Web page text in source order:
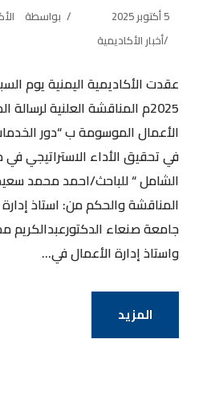
5 أكتوبر 2025 بواسطة
أخبار الأكاديمية
2025م المناقشة العلنية
الأعمال الموسومة ب “دور
في تحقيق الأداء الاستراتيجي
الشامل “ للباحث/احمد محمد
المناقشة والحكم من: استاذ
جامعة صنعاء
واستاذ إدارة الأعمال في...
المزيد